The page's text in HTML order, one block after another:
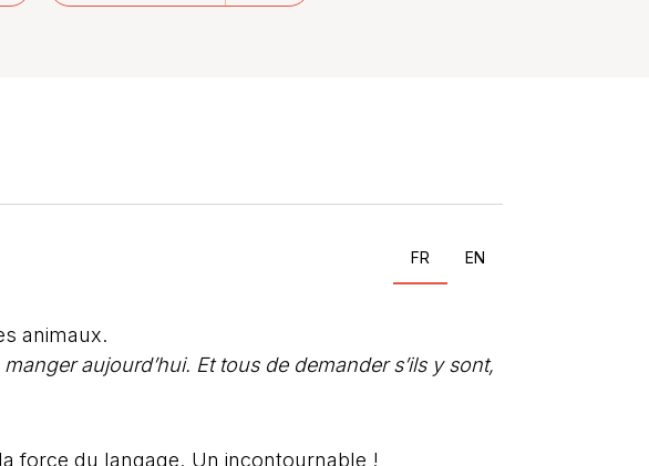
FR EN
animaux.
aujourd’hui. Et tous de demander s’ils y sont,
force du langage. Un incontournable !